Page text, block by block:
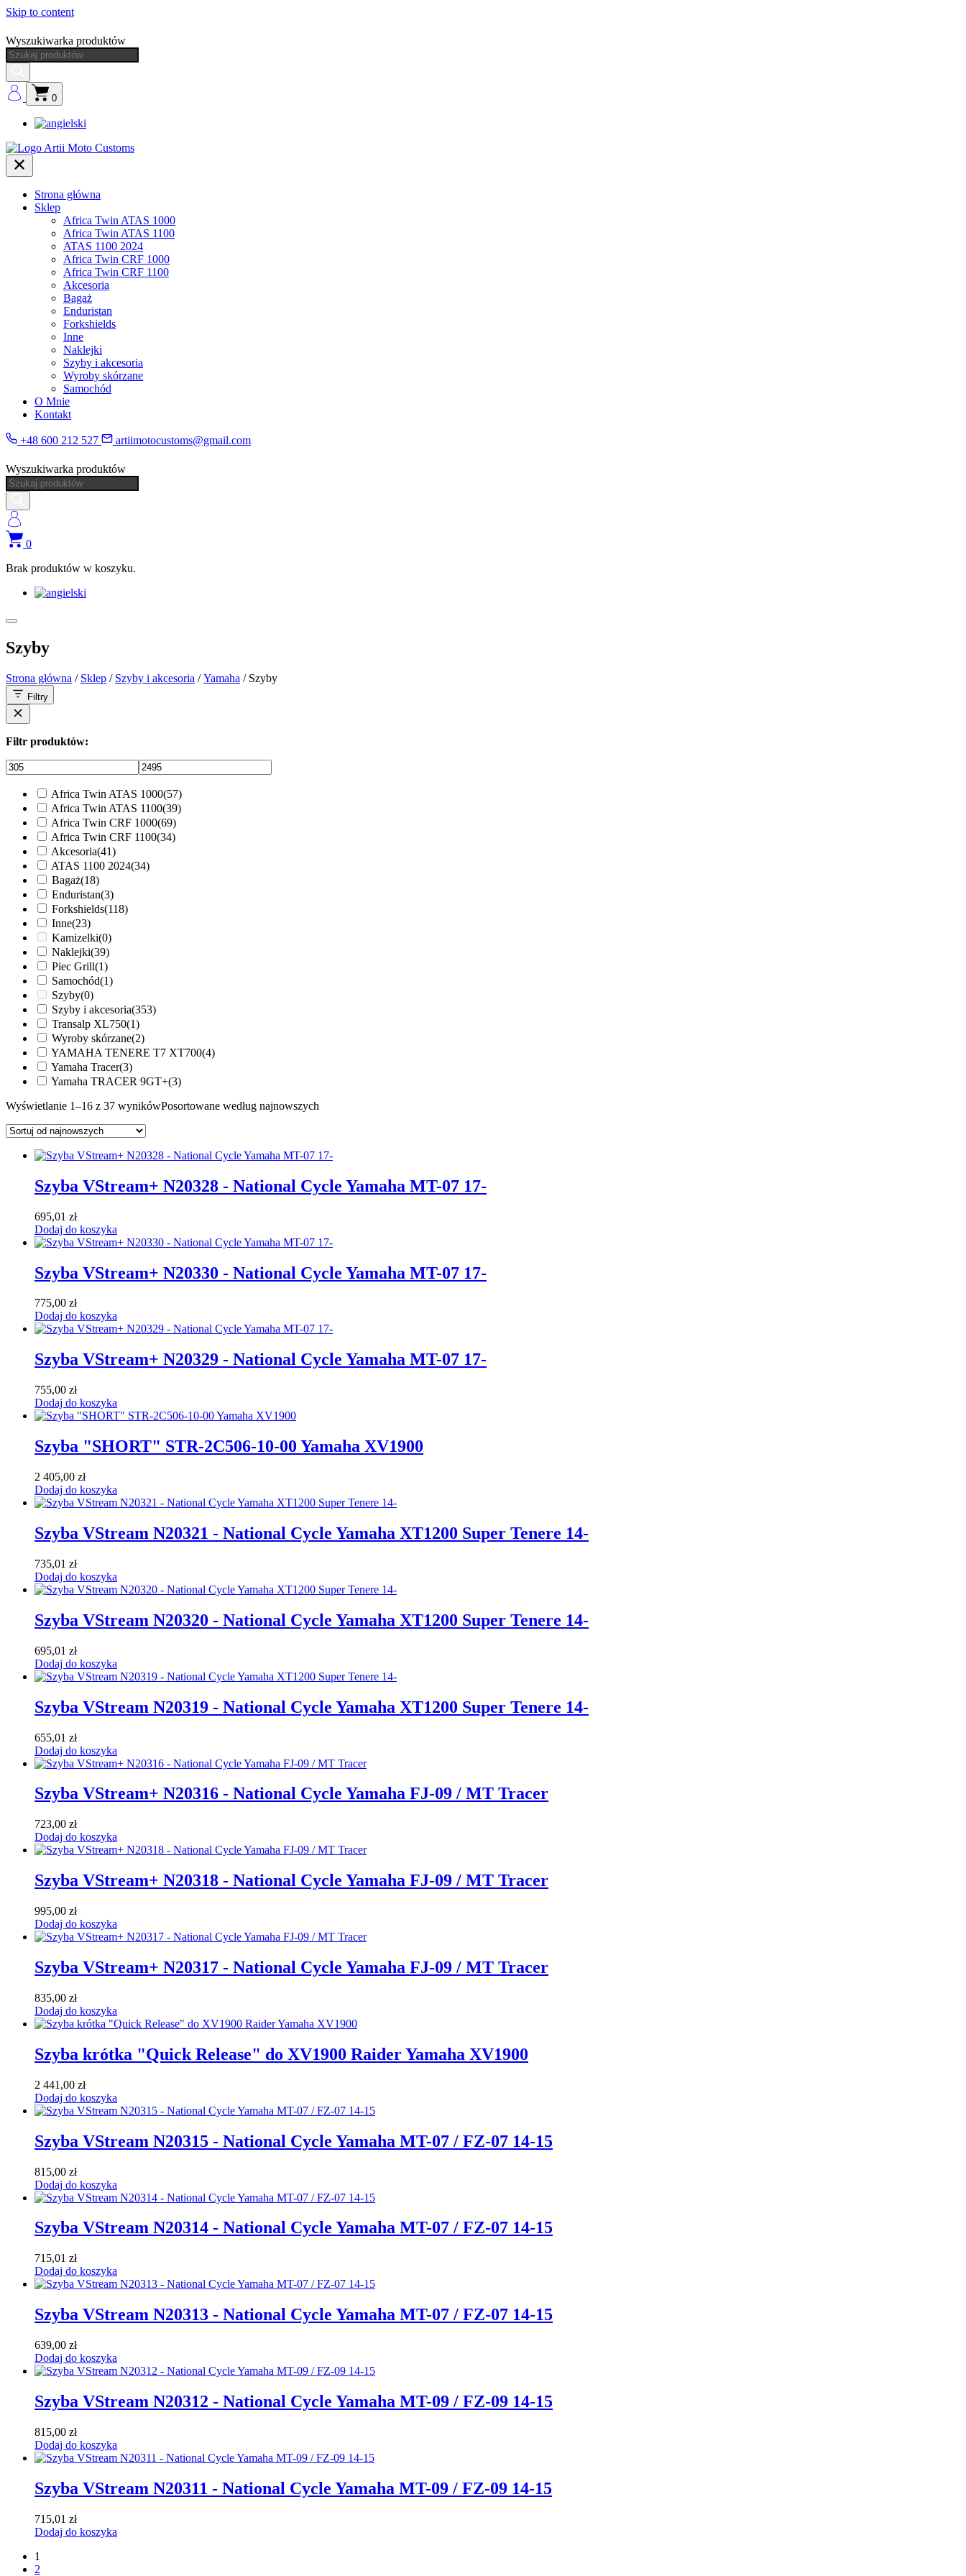
Skip to content
Wyszukiwarka produktów
0
Strona główna
Sklep
Africa Twin ATAS 1000
Africa Twin ATAS 1100
ATAS 1100 2024
Africa Twin CRF 1000
Africa Twin CRF 1100
Akcesoria
Bagaż
Enduristan
Forkshields
Inne
Naklejki
Szyby i akcesoria
Wyroby skórzane
Samochód
O Mnie
Kontakt
+48 600 212 527 artiimotocustoms@gmail.com
Wyszukiwarka produktów
0
Brak produktów w koszyku.
Szyby
Strona główna / Sklep / Szyby i akcesoria /Yamaha / Szyby
Filtry
Filtr produktów:
Africa Twin ATAS 1000(57)
Africa Twin ATAS 1100(39)
Africa Twin CRF 1000(69)
Africa Twin CRF 1100(34)
Akcesoria(41)
ATAS 1100 2024(34)
Bagaż(18)
Enduristan(3)
Forkshields(118)
Inne(23)
Kamizelki(0)
Naklejki(39)
Piec Grill(1)
Samochód(1)
Szyby(0)
Szyby i akcesoria(353)
Transalp XL750(1)
Wyroby skórzane(2)
YAMAHA TENERE T7 XT700(4)
Yamaha Tracer(3)
Yamaha TRACER 9GT+(3)
Wyświetlanie 1–16 z 37 wynikówPosortowane według najnowszych
Szyba VStream+ N20328 - National Cycle Yamaha MT-07 17-
695,01 zł
Dodaj do koszyka
Szyba VStream+ N20330 - National Cycle Yamaha MT-07 17-
775,00 zł
Dodaj do koszyka
Szyba VStream+ N20329 - National Cycle Yamaha MT-07 17-
755,00 zł
Dodaj do koszyka
Szyba "SHORT" STR-2C506-10-00 Yamaha XV1900
2 405,00 zł
Dodaj do koszyka
Szyba VStream N20321 - National Cycle Yamaha XT1200 Super Tenere 14-
735,01 zł
Dodaj do koszyka
Szyba VStream N20320 - National Cycle Yamaha XT1200 Super Tenere 14-
695,01 zł
Dodaj do koszyka
Szyba VStream N20319 - National Cycle Yamaha XT1200 Super Tenere 14-
655,01 zł
Dodaj do koszyka
Szyba VStream+ N20316 - National Cycle Yamaha FJ-09 / MT Tracer
723,00 zł
Dodaj do koszyka
Szyba VStream+ N20318 - National Cycle Yamaha FJ-09 / MT Tracer
995,00 zł
Dodaj do koszyka
Szyba VStream+ N20317 - National Cycle Yamaha FJ-09 / MT Tracer
835,00 zł
Dodaj do koszyka
Szyba krótka "Quick Release" do XV1900 Raider Yamaha XV1900
2 441,00 zł
Dodaj do koszyka
Szyba VStream N20315 - National Cycle Yamaha MT-07 / FZ-07 14-15
815,00 zł
Dodaj do koszyka
Szyba VStream N20314 - National Cycle Yamaha MT-07 / FZ-07 14-15
715,01 zł
Dodaj do koszyka
Szyba VStream N20313 - National Cycle Yamaha MT-07 / FZ-07 14-15
639,00 zł
Dodaj do koszyka
Szyba VStream N20312 - National Cycle Yamaha MT-09 / FZ-09 14-15
815,00 zł
Dodaj do koszyka
Szyba VStream N20311 - National Cycle Yamaha MT-09 / FZ-09 14-15
715,01 zł
Dodaj do koszyka
1
2